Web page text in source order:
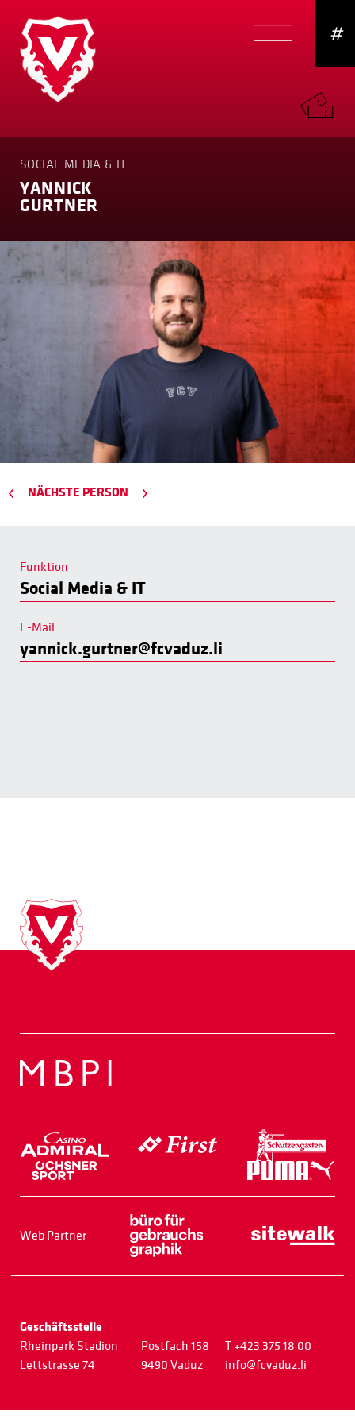
#
SOCIAL MEDIA & IT
YANNICK
GURTNER
NÄCHSTE PERSON
Funktion
Social Media & IT
E-Mail
yannick.gurtner@fcvaduz.li
Web Partner
Geschäftsstelle
Rheinpark Stadion
Lettstrasse 74
Postfach 158
9490 Vaduz
T +423 375 18 00
info@fcvaduz.li